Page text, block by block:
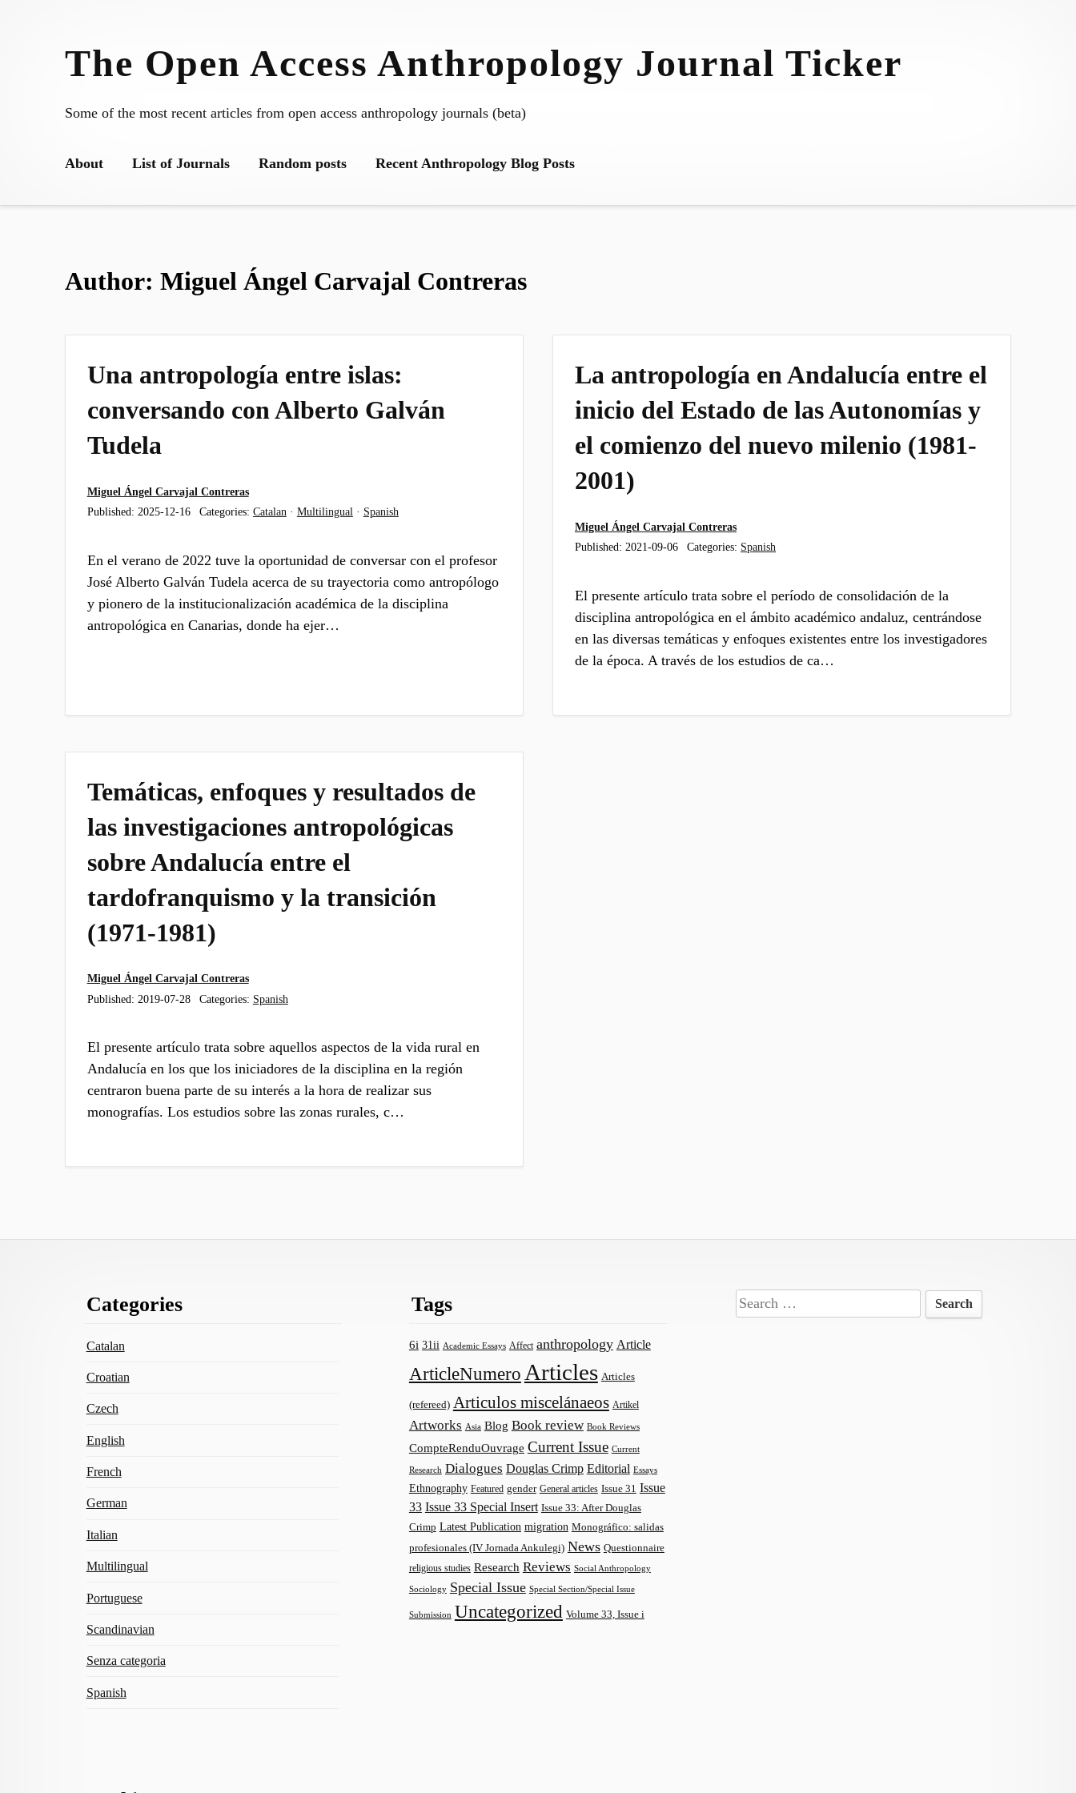
The Open Access Anthropology Journal Ticker
Some of the most recent articles from open access anthropology journals (beta)
About List of Journals Random posts Recent Anthropology Blog Posts
Author: Miguel Ángel Carvajal Contreras
Una antropología entre islas:
conversando con Alberto Galván
Tudela
Miguel Ángel Carvajal Contreras
Published: 2025-12-16 Categories: Catalan · Multilingual · Spanish
En el verano de 2022 tuve la oportunidad de conversar con el profesor
José Alberto Galván Tudela acerca de su trayectoria como antropólogo
y pionero de la institucionalización académica de la disciplina
antropológica en Canarias, donde ha ejer…
La antropología en Andalucía entre el
inicio del Estado de las Autonomías y
el comienzo del nuevo milenio (1981-
2001)
Miguel Ángel Carvajal Contreras
Published: 2021-09-06 Categories: Spanish
El presente artículo trata sobre el período de consolidación de la
disciplina antropológica en el ámbito académico andaluz, centrándose
en las diversas temáticas y enfoques existentes entre los investigadores
de la época. A través de los estudios de ca…
Temáticas, enfoques y resultados de
las investigaciones antropológicas
sobre Andalucía entre el
tardofranquismo y la transición
(1971-1981)
Miguel Ángel Carvajal Contreras
Published: 2019-07-28 Categories: Spanish
El presente artículo trata sobre aquellos aspectos de la vida rural en
Andalucía en los que los iniciadores de la disciplina en la región
centraron buena parte de su interés a la hora de realizar sus
monografías. Los estudios sobre las zonas rurales, c…
Categories
Catalan
Croatian
Czech
English
French
German
Italian
Multilingual
Portuguese
Scandinavian
Senza categoria
Spanish
Tags
6i 31ii Academic Essays Affect anthropology Article
ArticleNumero Articles Articles
(refereed) Articulos miscelánaeos Artikel
Artworks Asia Blog Book review Book Reviews
CompteRenduOuvrage Current Issue Current
Research Dialogues Douglas Crimp Editorial Essays
Ethnography Featured gender General articles Issue 31 Issue
33 Issue 33 Special Insert Issue 33: After Douglas
Crimp Latest Publication migration Monográfico: salidas
profesionales (IV Jornada Ankulegi) News Questionnaire
religious studies Research Reviews Social Anthropology
Sociology Special Issue Special Section/Special Issue
Submission Uncategorized Volume 33, Issue i
Search
for: